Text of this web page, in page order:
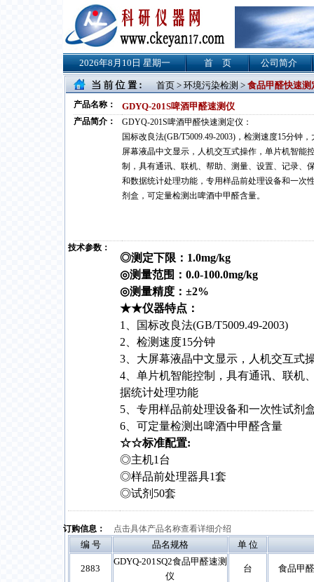
2026年8月10日 星期一 首 页 公司简介
首页 > 环境污染检测 > 食品甲醛快速测
产品名称： GDYQ-201S啤酒甲醛速测仪
产品简介：
GDYQ-201S啤酒甲醛快速测定仪：
国标改良法(GB/T5009.49-2003)，检测速度15分钟，
屏幕液晶中文显示，人机交互式操作，单片机智能
制，具有通讯、联机、帮助、测量、设置、记录、
和数据统计处理功能，专用样品前处理设备和一次
剂盒，可定量检测出啤酒中甲醛含量。
技术参数：
◎测定下限：1.0mg/kg
◎测量范围：0.0-100.0mg/kg
◎测量精度：±2%
★★仪器特点：
1、国标改良法(GB/T5009.49-2003)
2、检测速度15分钟
3、大屏幕液晶中文显示，人机交互式
4、单片机智能控制，具有通讯、联机
据统计处理功能
5、专用样品前处理设备和一次性试剂
6、可定量检测出啤酒中甲醛含量
☆☆标准配置:
◎主机1台
◎样品前处理器具1套
◎试剂50套
订购信息： 点击具体产品名称查看详细介绍
编 号 品名规格 单 位
2883
GDYQ-201SQ2食品甲醛速测
仪
台 食品甲